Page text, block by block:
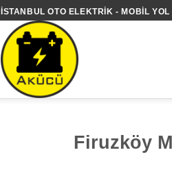
İSTANBUL OTO ELEKTRIK - MOBIL
Firuzköy